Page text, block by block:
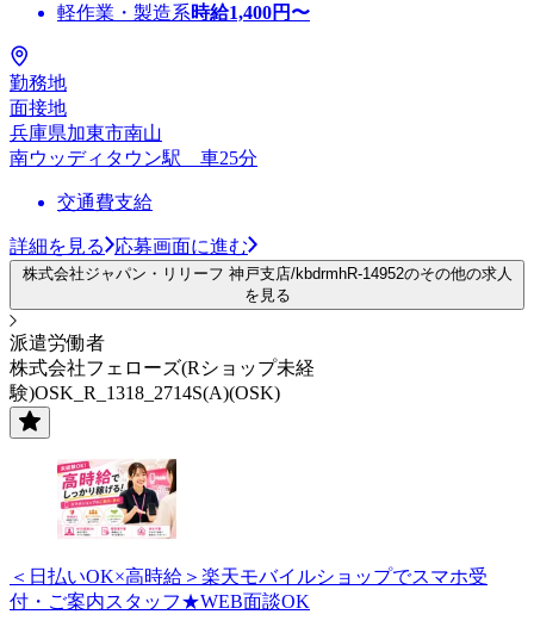
軽作業・製造系時給1,400円〜
勤務地
面接地
兵庫県加東市南山
南ウッディタウン駅 車25分
交通費支給
詳細を見る 応募画面に進む
株式会社ジャパン・リリーフ 神戸支店/kbdrmhR-14952のその他の求人
を見る
派遣労働者
株式会社フェローズ(Rショップ未経
験)OSK_R_1318_2714S(A)(OSK)
＜日払いOK×高時給＞楽天モバイルショップでスマホ受
付・ご案内スタッフ★WEB面談OK